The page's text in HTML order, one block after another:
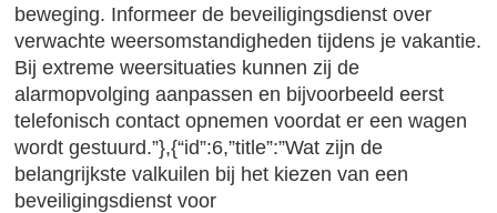
beweging. Informeer de beveiligingsdienst over
verwachte weersomstandigheden tijdens je vakantie.
Bij extreme weersituaties kunnen zij de
alarmopvolging aanpassen en bijvoorbeeld eerst
telefonisch contact opnemen voordat er een wagen
wordt gestuurd.”},{“id”:6,”title”:”Wat zijn de
belangrijkste valkuilen bij het kiezen van een
beveiligingsdienst voor